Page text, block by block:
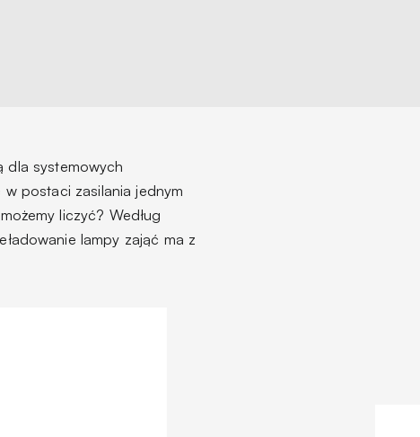
dla systemowych
postaci zasilania jednym
liczyć? Według
lampy zająć ma z